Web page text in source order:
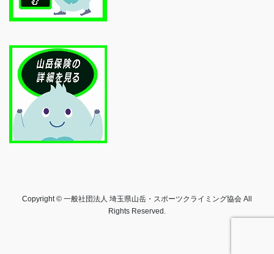
Copyright © 一般社団法人 埼玉県山岳・スポーツクライミング協会 All
Rights Reserved.